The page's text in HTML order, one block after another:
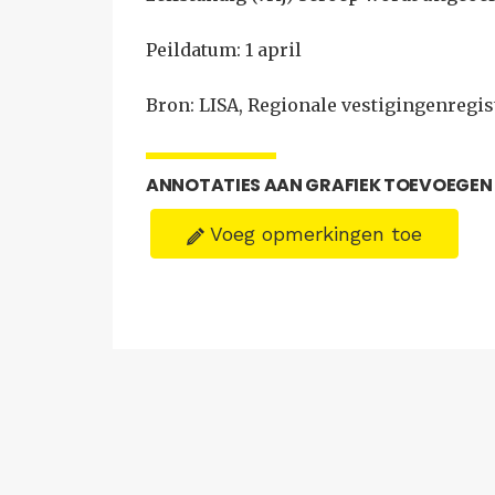
Peildatum: 1 april
Bron: LISA, Regionale
ANNOTATIES AAN GRAFIEK TOEVOEGEN
Voeg opmerkingen toe